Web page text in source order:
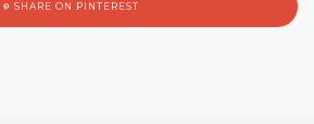
SHARE ON PINTEREST